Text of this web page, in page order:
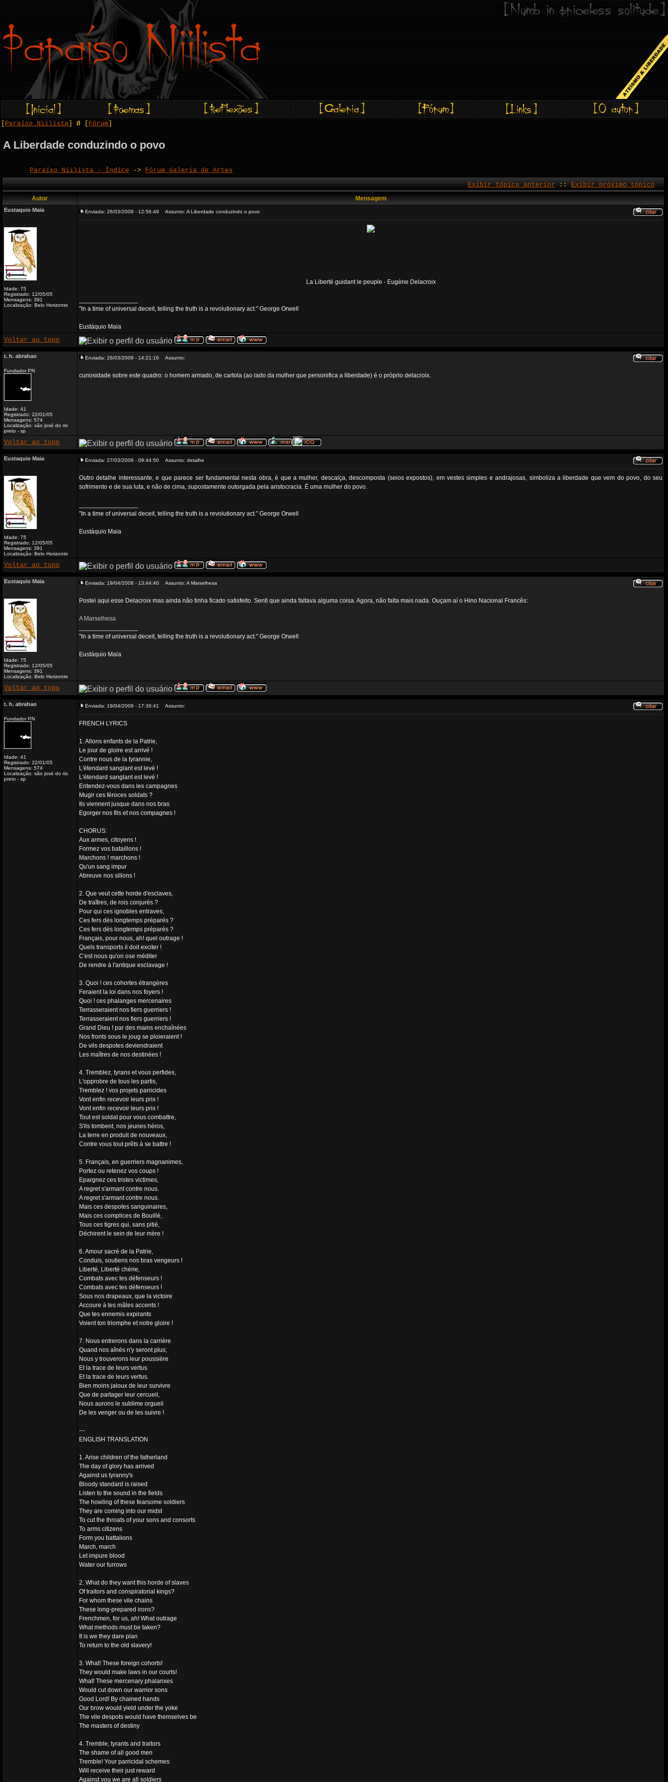
Paraíso Niilista ] Ø [ Fórum
A Liberdade conduzindo o povo
Paraíso Niilista - Índice -> Fórum Galeria de Artes
Exibir tópico anterior :: Exibir próximo tópico
Autor Mensagem
Eustaquio Maia
Idade: 75
Registrado: 12/05/05
Mensagens: 391
Localização: Belo Horizonte
Enviada: 26/03/2008 - 12:56:49 Assunto: A Liberdade conduzindo o povo
La Liberté guidant le peuple - Eugène Delacroix
"In a time of universal deceit, telling the truth is a revolutionary act." George Orwell
Eustáquio Maia
Voltar ao topo
t. h. abrahao
Fundador PN
Idade: 41
Registrado: 22/01/05
Mensagens: 574
Localização: são josé do rio
preto - sp
Enviada: 26/03/2008 - 14:21:16 Assunto:
curiosidade sobre este quadro: o homem armado, de cartola (ao lado da mulher que personifica a liberdade) é o próprio delacroix.
Voltar ao topo
Eustaquio Maia
Idade: 75
Registrado: 12/05/05
Mensagens: 391
Localização: Belo Horizonte
Enviada: 27/03/2008 - 09:44:50 Assunto: detalhe
Outro detalhe interessante, e que parece ser fundamental nesta obra, é que a mulher, descalça, descomposta (seios expostos), em vestes simples e andrajosas, simboliza a liberdade que vem do povo, do seu
sofrimento e de sua luta, e não de cima, supostamente outorgada pela aristocracia. É uma mulher do povo.
"In a time of universal deceit, telling the truth is a revolutionary act." George Orwell
Eustáquio Maia
Voltar ao topo
Eustaquio Maia
Idade: 75
Registrado: 12/05/05
Mensagens: 391
Localização: Belo Horizonte
Enviada: 19/04/2008 - 13:44:40 Assunto: A Marselhesa
Postei aqui esse Delacroix mas ainda não tinha ficado satisfeito. Senti que ainda faltava alguma coisa. Agora, não falta mais nada. Ouçam aí o Hino Nacional Francês:
A Marselhesa
"In a time of universal deceit, telling the truth is a revolutionary act." George Orwell
Eustáquio Maia
Voltar ao topo
t. h. abrahao
Fundador PN
Idade: 41
Registrado: 22/01/05
Mensagens: 574
Localização: são josé do rio
preto - sp
Enviada: 19/04/2008 - 17:36:41 Assunto:
FRENCH LYRICS
1. Allons enfants de la Patrie,
Le jour de gloire est arrivé !
Contre nous de la tyrannie,
L'étendard sanglant est levé !
L'étendard sanglant est levé !
Entendez-vous dans les campagnes
Mugir ces féroces soldats ?
Ils viennent jusque dans nos bras
Egorger nos fils et nos compagnes !
CHORUS:
Aux armes, citoyens !
Formez vos bataillons !
Marchons ! marchons !
Qu'un sang impur
Abreuve nos sillons !
2. Que veut cette horde d'esclaves,
De traîtres, de rois conjurés ?
Pour qui ces ignobles entraves,
Ces fers dès longtemps préparés ?
Ces fers dès longtemps préparés ?
Français, pour nous, ah! quel outrage !
Quels transports il doit exciter !
C'est nous qu'on ose méditer
De rendre à l'antique esclavage !
3. Quoi ! ces cohortes étrangères
Feraient la loi dans nos foyers !
Quoi ! ces phalanges mercenaires
Terrasseraient nos fiers guerriers !
Terrasseraient nos fiers guerriers !
Grand Dieu ! par des mains enchaînées
Nos fronts sous le joug se ploieraient !
De vils despotes deviendraient
Les maîtres de nos destinées !
4. Tremblez, tyrans et vous perfides,
L'opprobre de tous les partis,
Tremblez ! vos projets parricides
Vont enfin recevoir leurs prix !
Vont enfin recevoir leurs prix !
Tout est soldat pour vous combattre,
S'ils tombent, nos jeunes héros,
La terre en produit de nouveaux,
Contre vous tout prêts à se battre !
5. Français, en guerriers magnanimes,
Portez ou retenez vos coups !
Epargnez ces tristes victimes,
A regret s'armant contre nous.
A regret s'armant contre nous.
Mais ces despotes sanguinaires,
Mais ces complices de Bouillé,
Tous ces tigres qui, sans pitié,
Déchirent le sein de leur mère !
6. Amour sacré de la Patrie,
Conduis, soutiens nos bras vengeurs !
Liberté, Liberté chérie,
Combats avec tes défenseurs !
Combats avec tes défenseurs !
Sous nos drapeaux, que la victoire
Accoure à tes mâles accents !
Que tes ennemis expirants
Voient ton triomphe et notre gloire !
7. Nous entrerons dans la carrière
Quand nos aînés n'y seront plus;
Nous y trouverons leur poussière
Et la trace de leurs vertus.
Et la trace de leurs vertus.
Bien moins jaloux de leur survivre
Que de partager leur cercueil,
Nous aurons le sublime orgueil
De les venger ou de les suivre !
---
ENGLISH TRANSLATION
1. Arise children of the fatherland
The day of glory has arrived
Against us tyranny's
Bloody standard is raised
Listen to the sound in the fields
The howling of these fearsome soldiers
They are coming into our midst
To cut the throats of your sons and consorts
To arms citizens
Form you battalions
March, march
Let impure blood
Water our furrows
2. What do they want this horde of slaves
Of traitors and conspiratorial kings?
For whom these vile chains
These long-prepared irons?
Frenchmen, for us, ah! What outrage
What methods must be taken?
It is we they dare plan
To return to the old slavery!
3. What! These foreign cohorts!
They would make laws in our courts!
What! These mercenary phalanxes
Would cut down our warrior sons
Good Lord! By chained hands
Our brow would yield under the yoke
The vile despots would have themselves be
The masters of destiny
4. Tremble, tyrants and traitors
The shame of all good men
Tremble! Your parricidal schemes
Will receive their just reward
Against you we are all soldiers